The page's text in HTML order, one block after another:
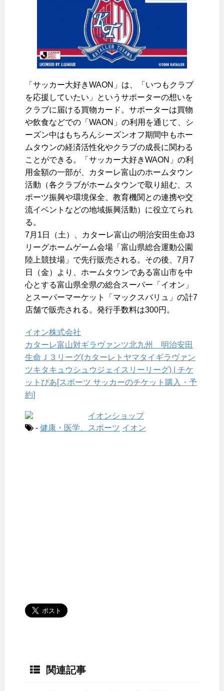
「サッカー大好きWAON」は、「いつもクラブ
を応援していたい」というサポーターの想いを
クラブに届ける買物カード。サポーターは買物
や飲食などでの「WAON」の利用を通じて、シ
ーズン中はもちろんシーズンオフ期間中もホー
ムタウンの経済活性化やクラブの成長に関わる
ことができる。「サッカー大好きWAON」の利
用金額の一部が、カターレ富山のホームタウン
活動（各クラブがホームタウンで取り組む、ス
ポーツ振興や環境保全、教育機関との連携や交
流イベントなどの地域振興活動）に役立てられ
る。
7月1日（土）、カターレ富山の明治安田生命J3
リーグホームゲーム会場「富山県総合運動公園
陸上競技場」で先行販売される。その後、7月7
日（金）より、ホームタウンである富山市を中
心とする富山県全県の総合スーパー「イオン」
とスーパーマーケット「マックスバリュ」の計7
店舗で販売される。発行手数料は300円。
イオン株式会社
カターレ富山対ギラヴァンツ北九州 明治安田
生命Ｊ３リーグ(カターレトヤマタイギラヴァン
ツキタキュウシュウジェイスリーリーグ) | チケ
ットぴあ[スポーツ サッカーのチケット購入・予
約]
- 健康・医学、スポーツ イオン
関連記事